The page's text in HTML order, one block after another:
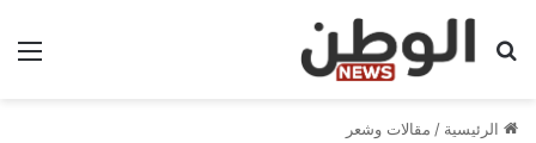
بحث عن
الرئيسية / مقالات وشعر